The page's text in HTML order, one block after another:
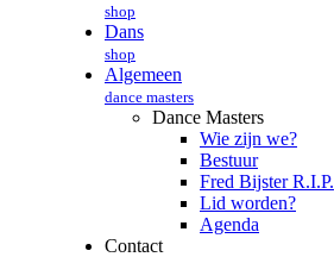
shop
Dans
shop
Algemeen
dance masters
Dance Masters
Wie zijn we?
Bestuur
Fred Bijster R.I.P.
Lid worden?
Agenda
Contact